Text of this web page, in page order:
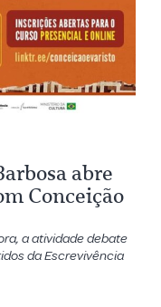
abre
Conceição
a atividade debate
da Escrevivência